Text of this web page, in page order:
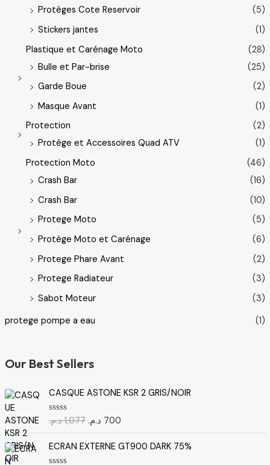
Protèges Cote Reservoir
(5)
Stickers jantes
(1)
Plastique et Carénage Moto
(28)
Bulle et Par-brise
(25)
Garde Boue
(2)
Masque Avant
(1)
Protection
(2)
Protège et Accessoires Quad ATV
(1)
Protection Moto
(46)
Crash Bar
(16)
Crash Bar
(10)
Protege Moto
(5)
Protège Moto et Carénage
(6)
Protege Phare Avant
(2)
Protege Radiateur
(3)
Sabot Moteur
(3)
protege pompe a eau
(1)
Our Best Sellers
CASQUE ASTONE KSR 2 GRIS/NOIR
N
o
e
s
1,077 د.م.
L
r
x
700 د.م.
L
r
x
ECRAN EXTERNE GT900 DARK 75%